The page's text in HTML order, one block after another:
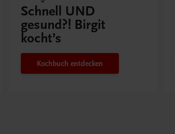
Schnell UND
gesund?! Birgit
kocht’s
Kochbuch entdecken